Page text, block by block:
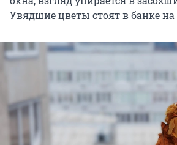
Увядшие цветы стоят в банке